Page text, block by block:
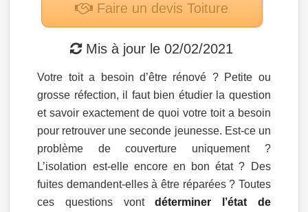
Faire un devisToiture
Mis à jour le02/02/2021
Votre toit a besoin d’être rénové ? Petite ou
grosse réfection, il faut bien étudier la question
et savoir exactement de quoi votre toit a besoin
pour retrouver une seconde jeunesse. Est-ce un
problème de couverture uniquement ?
L’isolation est-elle encore en bon état ? Des
fuites demandent-elles à être réparées ? Toutes
ces questions vontdéterminer l’état de